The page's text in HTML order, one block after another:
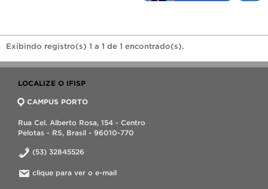
Exibindo registro(s) 1 a 1 de 1 encontrado(s).
LOCALIZE O IFISP
CAMPUS PORTO
Rua Cel. Alberto Rosa, 154 - Centro
Pelotas - RS, Brasil - 96010-770
(53) 32845526
clique para ver o e-mail